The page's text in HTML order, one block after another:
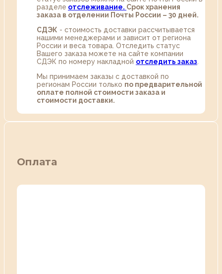
разделе oтслеживание. Срок хранения
заказа в отделении Почты России – 30 дней.
СДЭК - стоимость доставки рассчитывается
нашими менеджерами и зависит от региона
России и веса товара. Отследить статус
Вашего заказа можете на сайте компании
СДЭК по номеру накладной отследить заказ
Мы принимаем заказы с доставкой по
регионам России только по предварительной
оплате полной стоимости заказа и
стоимости доставки.
Оплата